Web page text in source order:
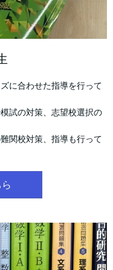
に合わせた指導を行って
試の対策、志望校選択の
関校対策、指導も行って